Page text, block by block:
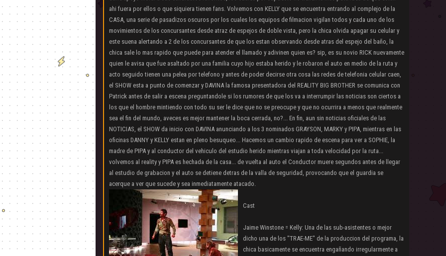
ahi fuera por ellos o que siquiera tienen fans. Volvemos con KELLY que se encuentra entrando al complejo de la
CASA, una serie de pasadizos oscuros por los cuales los equipos de filmacion vigilan todos y cada uno de los
movimientos de los concursantes desde atraz de espejos de doble vista, pero la chica olvida apagar su celular y
este suena alertando a 2 de los concursantes de que los estan observando desde atras del espejo del baño, la
chica sale lo mas rapido que puede para atender el llamado y adivinen quien es? sip, es su novio RICK nuevamente
quien le avisa que fue asaltado por una familia cuyo hijo estaba herido y le robaron el auto en medio de la ruta y
acto seguido tienen una pelea por telefono y antes de poder decirse otra cosa las redes de telefonia celular caen,
el SHOW esta a punto de comenzar y DAVINA la famosa presentadora del REALITY BIG BROTHER se comunica con
Patrick antes de salir a escena preguntandole si los rumores de que los va a interrumpir las noticias son ciertos a
los que el hombre mintiendo con todo su ser le dice que no se preocupe y que no ocurrira a menos que realmente
sea el fin del mundo, aveces es mejor mantener la boca cerrada, no?... En fin, aun sin noticias oficiales de las
NOTICIAS, el SHOW da inicio con DAVINA anunciando a los 3 nominados GRAYSON, MARKY y PIPA, mientras en las
oficinas DANNY y KELLY estan en pleno besuqueo... Hacemos un cambio rapido de escena para ver a SOPHIE, la
madre de PIPA y al conductor del vehiculo del estudio herido mientras viajan a toda velocidad por la ruta...
volvemos al reality y PIPA es hechada de la casa... de vuelta al auto el Conductor muere segundos antes de llegar
al estudio de grabacion y el auto se detiene detras de la valla de seguridad, provocando que el guardia se
acerque a ver que sucede y sea inmediatamente atacado.
Cast
Jaime Winstone = Kelly: Una de las sub-asistentes o mejor
dicho una de los "TRAE-ME" de la produccion del programa, la
chica basicamente se encuentra engañando irregularmente a